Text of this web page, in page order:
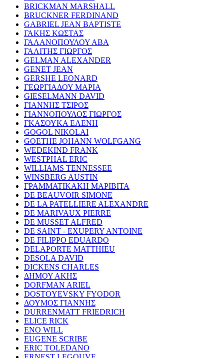
BRICKMAN MARSHALL
BRUCKNER FERDINAND
GABRIEL JEAN BAPTISTE
ΓΑΚΗΣ ΚΩΣΤΑΣ
ΓΑΛΑΝΟΠΟΥΛΟΥ ΑΒΑ
ΓΑΛΙΤΗΣ ΓΙΩΡΓΟΣ
GELMAN ALEXANDER
GENET JEAN
GERSHE LEONARD
ΓΕΩΡΓΙΑΔΟΥ ΜΑΡΙΑ
GIESELMANN DAVID
ΓΙΑΝΝΗΣ ΤΣΙΡΟΣ
ΓΙΑΝΝΟΠΟΥΛΟΣ ΓΙΩΡΓΟΣ
ΓΚΑΣΟΥΚΑ ΕΛΕΝΗ
GOGOL NIKOLAI
GOETHE JOHANN WOLFGANG
WEDEKIND FRANK
WESTPHAL ERIC
WILLIAMS TENNESSEE
WINSBERG AUSTIN
ΓΡΑΜΜΑΤΙΚΑΚΗ ΜΑΡΙΒΙΤΑ
DE BEAUVOIR SIMONE
DE LA PATELLIERE ALEXANDRE
DE MARIVAUX PIERRE
DE MUSSET ALFRED
DE SAINT - EXUPERY ANTOINE
DE FILIPPO EDUARDO
DELAPORTE MATTHIEU
DESOLA DAVID
DICKENS CHARLES
ΔΗΜΟΥ ΑΚΗΣ
DORFMAN ARIEL
DOSTOYEVSKY FYODOR
ΔΟΥΜΟΣ ΓΙΑΝΝΗΣ
DURRENMATT FRIEDRICH
ELICE RICK
ENO WILL
EUGENE SCRIBE
ERIC TOLEDANO